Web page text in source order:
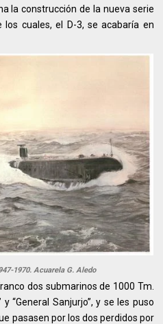
la construcción de la nueva serie
cuales, el D-3, se acabaría en
1970. Acuarela G. Aledo
dos submarinos de 1000 Tm.
“General Sanjurjo”, y se les puso
pasasen por los dos perdidos por